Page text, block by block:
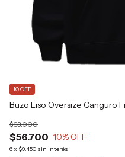
Buzo Liso Oversize Canguro
$56.700
$63.000
10% OFF
6x $9.450 sin interés
10 OFF